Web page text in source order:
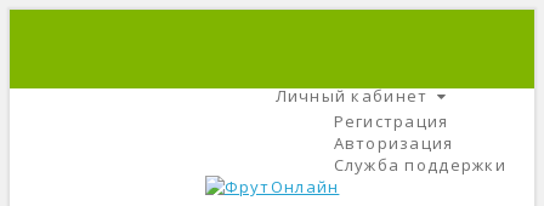
Личный кабинет
Регистрация
Авторизация
Служба поддержки